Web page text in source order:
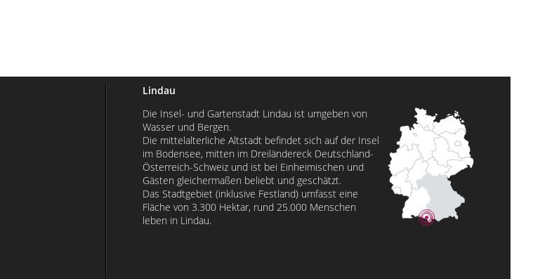
Lindau
Die Insel- und Gartenstadt Lindau ist umgeben von
Wasser und Bergen.
Die mittelalterliche Altstadt befindet sich auf der Insel
im Bodensee, mitten im Dreiländereck Deutschland-
Österreich-Schweiz und ist bei Einheimischen und
Gästen gleichermaßen beliebt und geschätzt.
Das Stadtgebiet (inklusive Festland) umfasst eine
Fläche von 3.300 Hektar, rund 25.000 Menschen
leben in Lindau.